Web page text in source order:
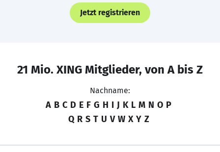
Jetzt registrieren
21 Mio. XING Mitglieder, von A bis Z
Nachname:
A B C D E F G H I J K L M N O P
Q R S T U V W X Y Z